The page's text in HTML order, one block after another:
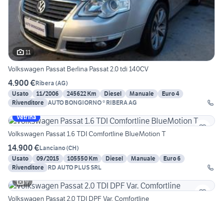
11
Volkswagen Passat Berlina Passat 2.0 tdi 140CV
4.900 €Ribera (AG)
Usato
11/2006 245622 Km Diesel Manuale
Euro 4
Rivenditore AUTO BONGIORNO ® RIBERA AG
Vetrina
Volkswagen Passat 1.6 TDI Comfortline BlueMotion T
14.900 €Lanciano(CH)
Usato
09/2015 105550 Km Diesel Manuale
Euro 6
Rivenditore RD AUTO PLUS SRL
9
Volkswagen Passat 2.0 TDI DPF Var. Comfortline